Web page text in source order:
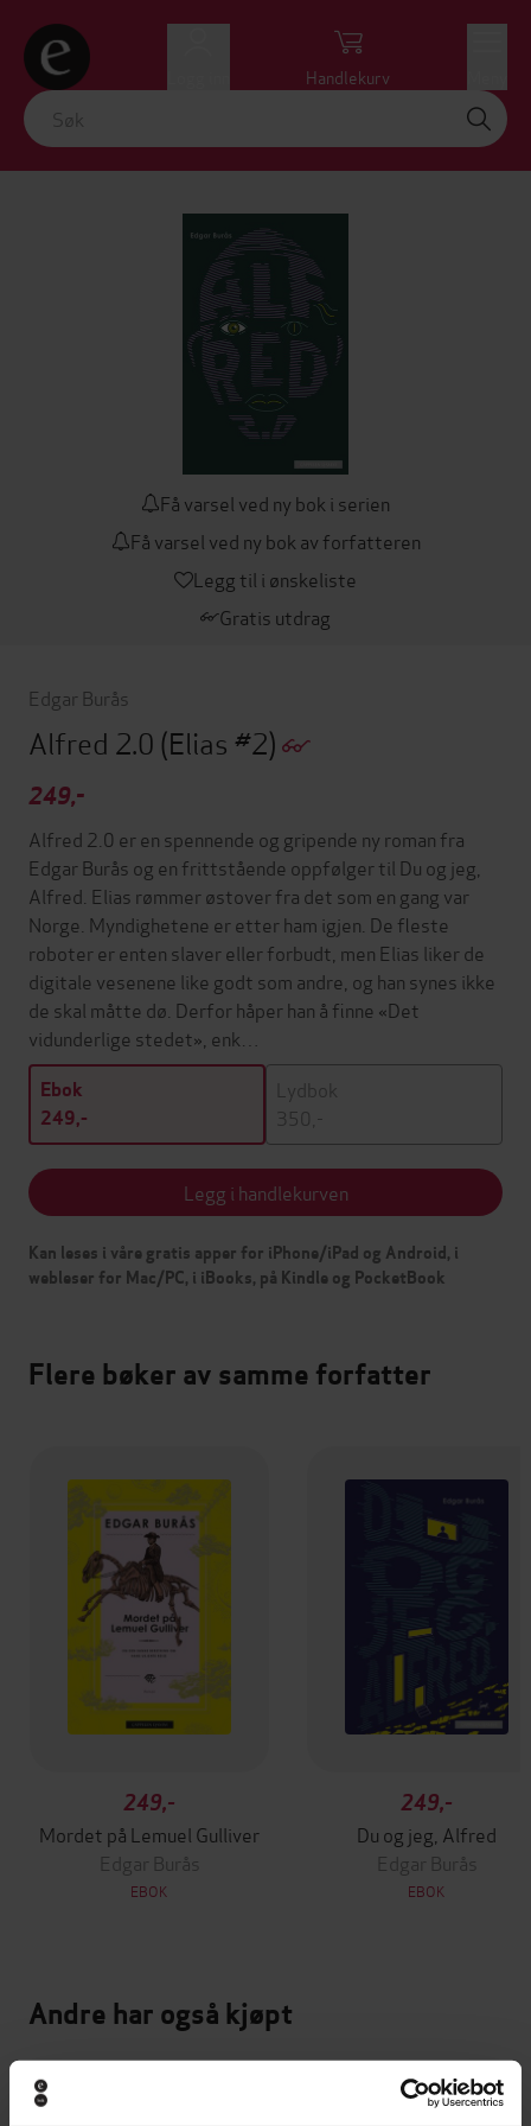
Handlekurv
Få varsel ved ny bok i serien
Få varsel ved ny bok av forfatteren
Legg til i ønskeliste
Gratis utdrag
Edgar Burås
Alfred 2.0 (Elias #2)
249,-
Alfred 2.0 er en spennende og gripende ny roman fra
Edgar Burås og en frittstående oppfølger til Du og jeg,
Alfred. Elias rømmer østover fra det som en gang var
Norge. Myndighetene er etter ham igjen. De fleste
roboter er enten slaver eller forbudt, men Elias liker de
digitale vesenene like godt som andre, og han synes ikke
de skal måtte dø. Derfor håper han å finne «Det
vidunderlige stedet», enk…
Ebok
249,-
Lydbok
350,-
Legg i handlekurven
Kan leses i våre gratis apper for iPhone/iPad og Android, i
webleser for Mac/PC, i iBooks, på Kindle og PocketBook
Flere bøker av samme forfatter
249,-
Mordet på Lemuel Gulliver
Edgar Burås
EBOK
249,-
Du og jeg, Alfred
Edgar Burås
EBOK
Andre har også kjøpt